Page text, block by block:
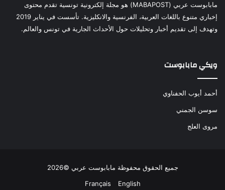
مابابوست عربي (MABAPOST) هو مجلة إلكترونية تونسية تقدم محتوى
إخباري متنوع باللغات العربية، الفرنسية والانكليزية. تأسست في يناير 2019
وتهدف إلى تقديم أخبار وتحليلات حول الأحداث الجارية في تونس والعالم.
ويكي مابابوست
أحمد أيوب الحفناوي
سوسن الجمني
مروى العلج
جميع الحقوق محفوظة مابابوست عربي ©2026
English
Français